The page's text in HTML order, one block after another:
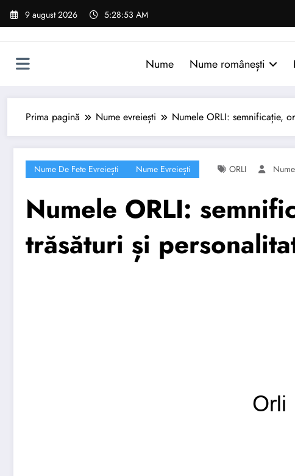
Sari
9 august 2026 5:28:54 AM
Nume Nume românești
Prima pagină Nume evreiești Numele ORLI: semnificație,
Nume De Fete Evreiești Nume Evreiești ORLI Nume
Numele ORLI:
trăsături și